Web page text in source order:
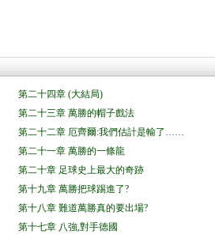
第二十四章 (大結局)
第二十三章 萬勝的帽子戲法
第二十二章 厄齊爾:我們估計是輸了……
第二十一章 萬勝的一條龍
第二十章 足球史上最大的奇跡
第十九章 萬勝把球踢進了?
第十八章 難道萬勝真的要出場?
第十七章 八強,對手德國